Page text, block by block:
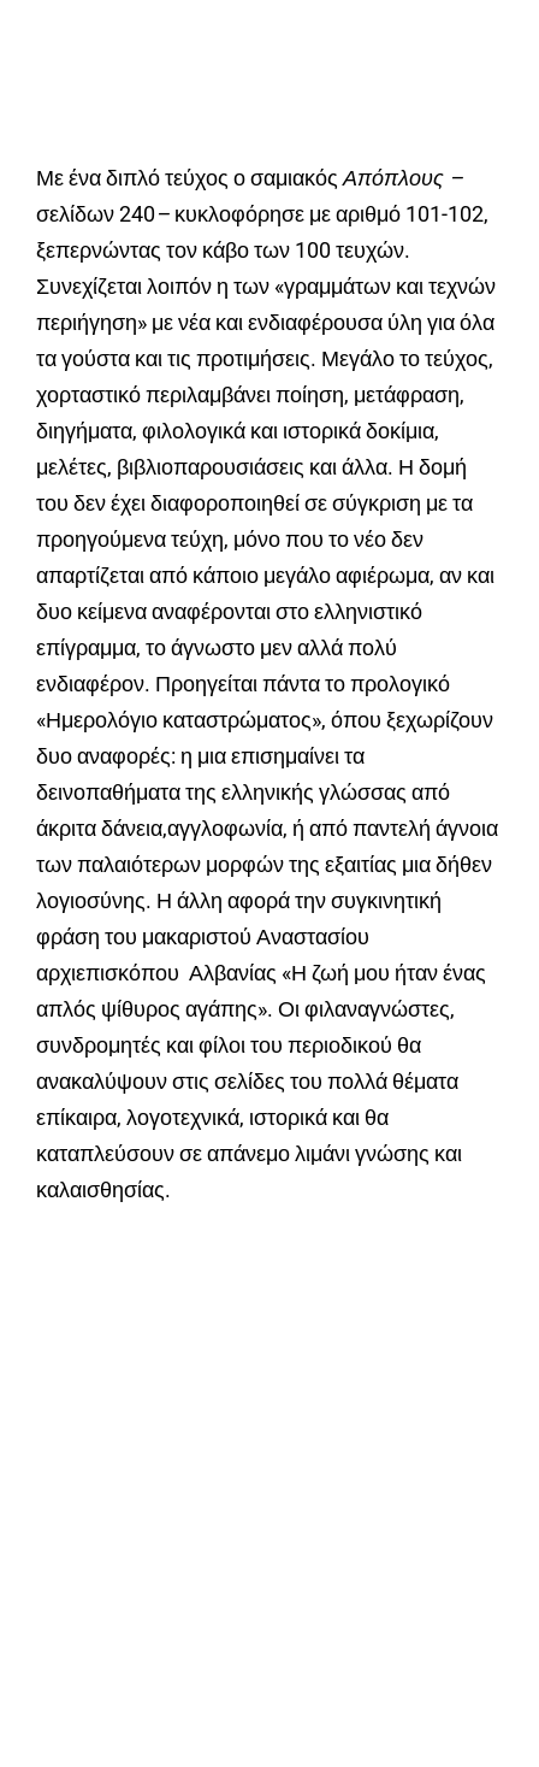
Με ένα διπλό τεύχος ο σαμιακόςΑπόπλους –
σελίδων 240– κυκλοφόρησε με αριθμό 101-102,
ξεπερνώντας τον κάβο των 100 τευχών.
Συνεχίζεται λοιπόν η των «γραμμάτων και τεχνών
περιήγηση» με νέα και ενδιαφέρουσα ύλη για όλα
τα γούστα και τις προτιμήσεις. Μεγάλο το τεύχος,
χορταστικό περιλαμβάνει ποίηση, μετάφραση,
διηγήματα, φιλολογικά και ιστορικά δοκίμια,
μελέτες, βιβλιοπαρουσιάσεις και άλλα. Η δομή
του δεν έχει διαφοροποιηθεί σε σύγκριση με τα
προηγούμενα τεύχη, μόνο που το νέο δεν
απαρτίζεται από κάποιο μεγάλο αφιέρωμα, αν και
δυο κείμενα αναφέρονται στο ελληνιστικό
επίγραμμα, το άγνωστο μεν αλλά πολύ
ενδιαφέρον. Προηγείται πάντα το προλογικό
«Ημερολόγιο καταστρώματος», όπου ξεχωρίζουν
δυο αναφορές: η μια επισημαίνει τα
δεινοπαθήματα της ελληνικής γλώσσας από
άκριτα δάνεια,αγγλοφωνία, ή από παντελή άγνοια
των παλαιότερων μορφών της εξαιτίας μια δήθεν
λογιοσύνης. Η άλλη αφορά την συγκινητική
φράση του μακαριστού Αναστασίου
αρχιεπισκόπου Αλβανίας «Η ζωή μου ήταν ένας
απλός ψίθυρος αγάπης». Οι φιλαναγνώστες,
συνδρομητές και φίλοι του περιοδικού θα
ανακαλύψουν στις σελίδες του πολλά θέματα
επίκαιρα, λογοτεχνικά, ιστορικά και θα
καταπλεύσουν σε απάνεμο λιμάνι γνώσης και
καλαισθησίας.